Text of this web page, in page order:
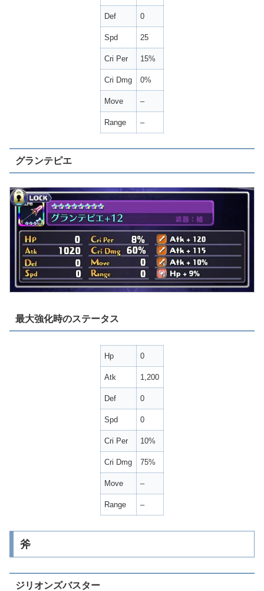
Def 0
Spd 25
Cri Per 15%
Cri Dmg 0%
Move –
Range –
グランテピエ
最大強化時のステータス
Hp 0
Atk 1,200
Def 0
Spd 0
Cri Per 10%
Cri Dmg 75%
Move –
Range –
斧
ジリオンズバスター